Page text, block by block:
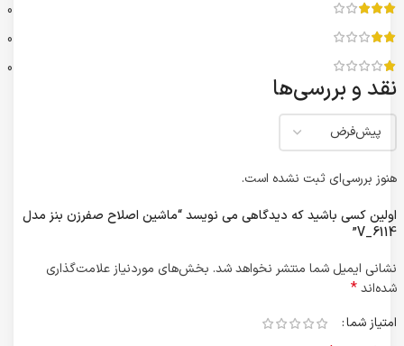
0
0
0
نقد و بررسی‌ها
هنوز بررسی‌ای ثبت نشده است.
اولین کسی باشید که دیدگاهی می نویسد “ماشین اصلاح صفرزن بنز مدل
V_6114”
نشانی ایمیل شما منتشر نخواهد شد. بخش‌های موردنیاز علامت‌گذاری
شده‌اند*
امتیاز شما